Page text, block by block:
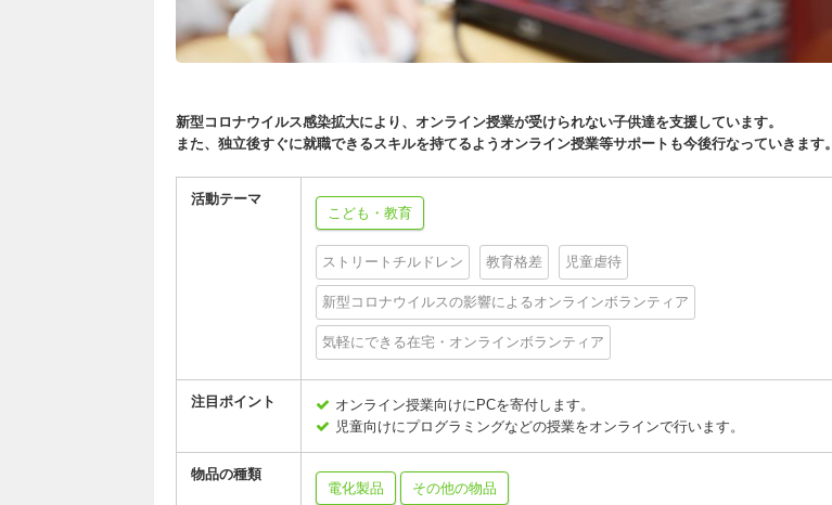
新型コロナウイルス感染拡大により、オンライン授業が受けられない子供達を支援しています。
また、独立後すぐに就職できるスキルを持てるようオンライン授業等サポートも今後行なっていきます。
活動テーマ
こども・教育
ストリートチルドレン 教育格差 児童虐待
新型コロナウイルスの影響によるオンラインボランティア
気軽にできる在宅・オンラインボランティア
注目ポイント
オンライン授業向けにPCを寄付します。
児童向けにプログラミングなどの授業をオンラインで行います。
物品の種類
電化製品
その他の物品